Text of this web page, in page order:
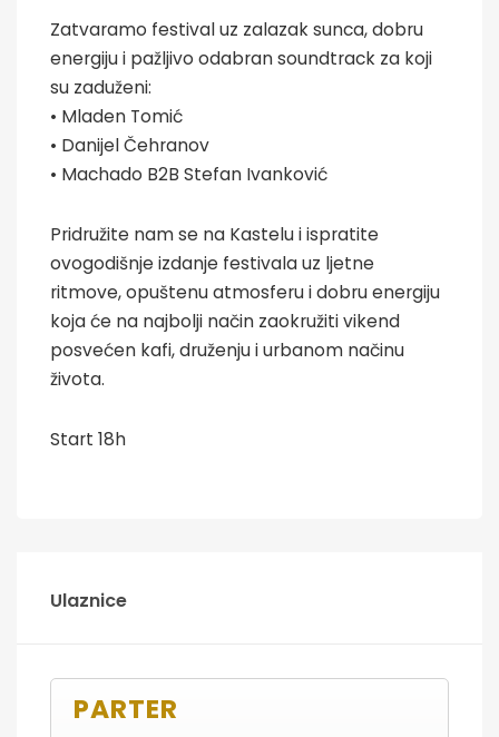
Zatvaramo festival uz zalazak sunca, dobru
energiju i pažljivo odabran soundtrack za koji
su zaduženi:
• Mladen Tomić
• Danijel Čehranov
• Machado B2B Stefan Ivanković
Pridružite nam se na Kastelu i ispratite
ovogodišnje izdanje festivala uz ljetne
ritmove, opuštenu atmosferu i dobru energiju
koja će na najbolji način zaokružiti vikend
posvećen kafi, druženju i urbanom načinu
života.
Start 18h
Ulaznice
PARTER